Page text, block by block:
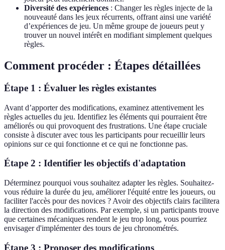
Diversité des expériences : Changer les règles injecte de la
nouveauté dans les jeux récurrents, offrant ainsi une variété
d’expériences de jeu. Un même groupe de joueurs peut y
trouver un nouvel intérêt en modifiant simplement quelques
règles.
Comment procéder : Étapes détaillées
Étape 1 : Évaluer les règles existantes
Avant d’apporter des modifications, examinez attentivement les
règles actuelles du jeu. Identifiez les éléments qui pourraient être
améliorés ou qui provoquent des frustrations. Une étape cruciale
consiste à discuter avec tous les participants pour recueillir leurs
opinions sur ce qui fonctionne et ce qui ne fonctionne pas.
Étape 2 : Identifier les objectifs d'adaptation
Déterminez pourquoi vous souhaitez adapter les règles. Souhaitez-
vous réduire la durée du jeu, améliorer l'équité entre les joueurs, ou
faciliter l'accès pour des novices ? Avoir des objectifs clairs facilitera
la direction des modifications. Par exemple, si un participants trouve
que certaines mécaniques rendent le jeu trop long, vous pourriez
envisager d'implémenter des tours de jeu chronométrés.
Étape 3 : Proposer des modifications